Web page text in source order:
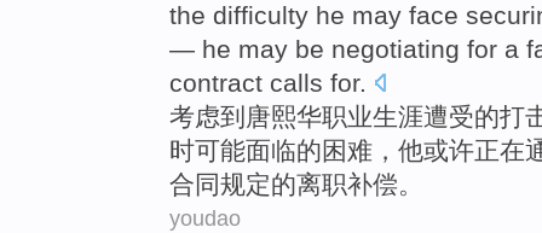
the difficulty he may face
— he may be negotiating for a
contract calls for.
考虑到 唐熙华职业生涯遭受的打
时可能面临的困难 ，他或许正在
合同规定的离职补偿。
youdao